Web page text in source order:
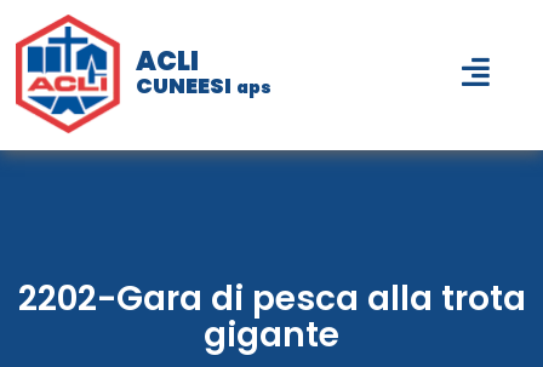
ACLI
CUNEESI aps
2202-Gara di pesca alla trota
gigante